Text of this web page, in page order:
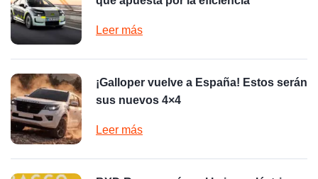
Leer más
¡Galloper vuelve a España! Estos serán
sus nuevos 4×4
Leer más